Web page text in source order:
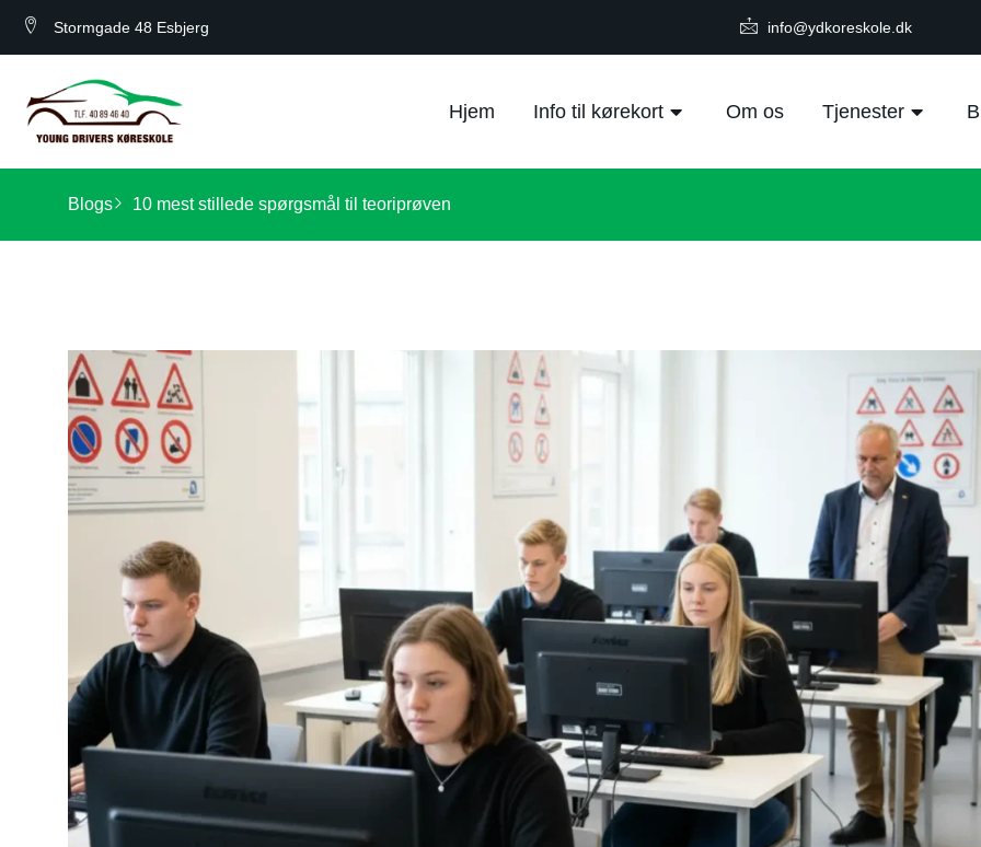
Stormgade 48 Esbjerg info@ydkoreskole.dk
Hjem Info til kørekort Om os Tjenester
Blogs 10 mest stillede spørgsmål til teoriprøven